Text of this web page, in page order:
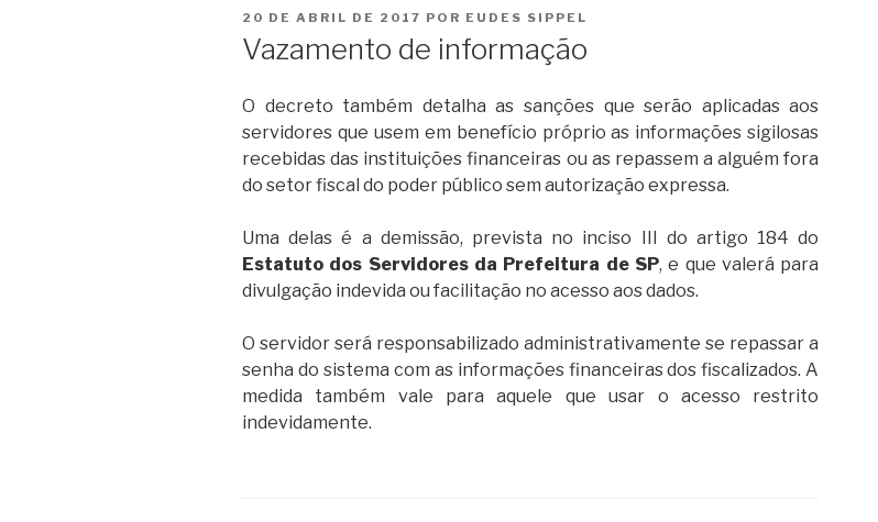
PUBLICADO
20 DE ABRIL DE 2017 POR EUDES SIPPEL
Vazamento de informação
O decreto também detalha as sanções que serão aplicadas aos
servidores que usem em benefício próprio as informações sigilosas
recebidas das instituições financeiras ou as repassem a alguém fora
do setor fiscal do poder público sem autorização expressa.
Uma delas é a demissão, prevista no inciso III do artigo 184 do
Estatuto dos Servidores da Prefeitura de SP, e que valerá para
divulgação indevida ou facilitação no acesso aos dados.
O servidor será responsabilizado administrativamente se repassar a
senha do sistema com as informações financeiras dos fiscalizados. A
medida também vale para aquele que usar o acesso restrito
indevidamente.